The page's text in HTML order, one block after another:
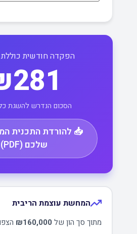
הפקדה חודשית
הסכום הנדרש להשגת
📥 להורדת התכנית
שלכם (PDF)
המחשת עוצמת הריבית
מתוך סך הון של₪160,000